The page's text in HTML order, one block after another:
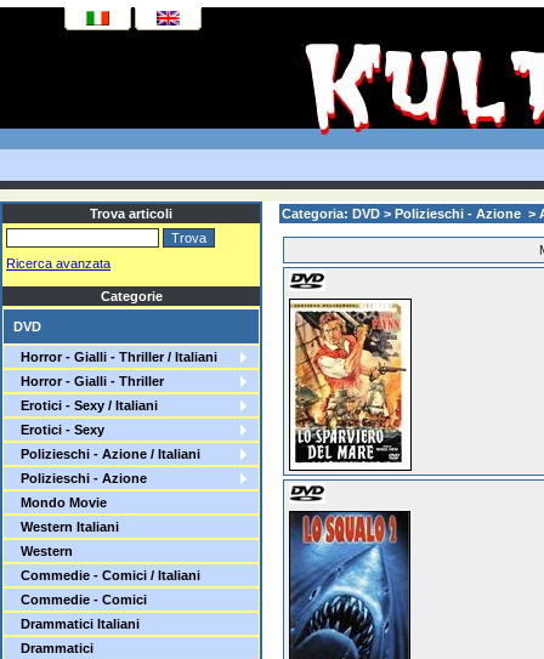
Trova articoli
Ricerca avanzata
Categorie
DVD
Horror - Gialli - Thriller / Italiani
Horror - Gialli - Thriller
Erotici - Sexy / Italiani
Erotici - Sexy
Polizieschi - Azione / Italiani
Polizieschi - Azione
Mondo Movie
Western Italiani
Western
Commedie - Comici / Italiani
Commedie - Comici
Drammatici Italiani
Drammatici
Categoria: DVD > Polizieschi - Azione >